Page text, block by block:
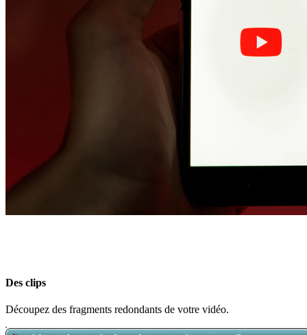
Des clips
Découpez des fragments redondants de votre vidéo.